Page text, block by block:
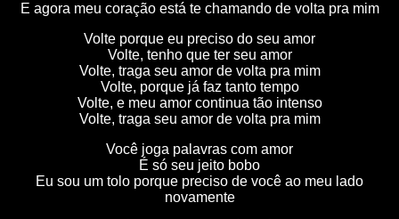
E agora meu coração está te chamando de volta pra mim
Volte porque eu preciso do seu amor
Volte, tenho que ter seu amor
Volte, traga seu amor de volta pra mim
Volte, porque já faz tanto tempo
Volte, e meu amor continua tão intenso
Volte, traga seu amor de volta pra mim
Você joga palavras com amor
É só seu jeito bobo
Eu sou um tolo porque preciso de você ao meu lado
novamente